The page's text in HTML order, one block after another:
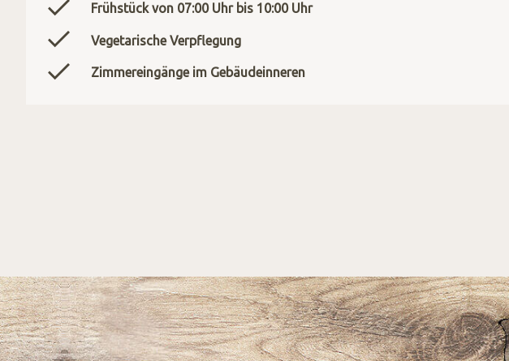
Frühstück von 07:00 Uhr bis 10:00 Uhr
Vegetarische Verpflegung
Zimmereingänge im Gebäudeinneren